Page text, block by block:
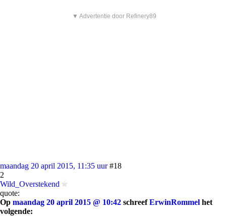
▼ Advertentie door Refinery89
maandag 20 april 2015, 11:35 uur #18
2
Wild_Overstekend
quote:
Op maandag 20 april 2015 @ 10:42 schreefErwinRommel het
volgende: